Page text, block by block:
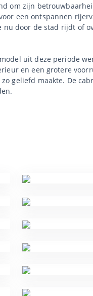
om zijn
een ontspannen
nu door de stad rijdt of
uit deze periode
en een grotere
geliefd maakte. De